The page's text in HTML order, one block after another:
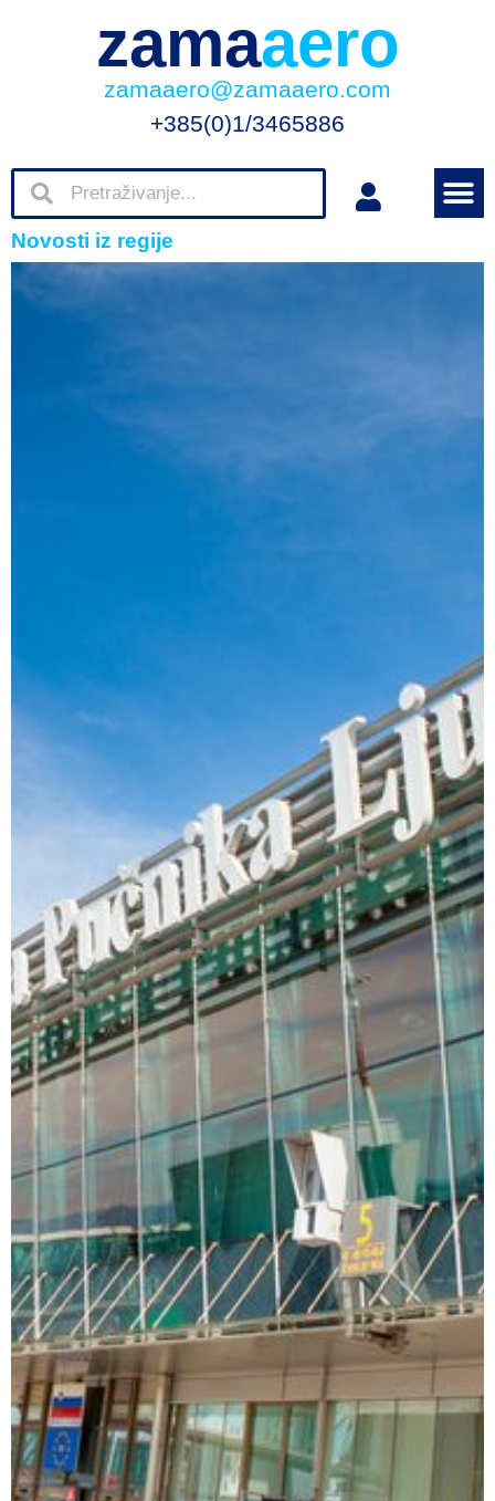
zamaaero
zamaaero@zamaaero.com
+385(0)1/3465886
Novosti iz regije